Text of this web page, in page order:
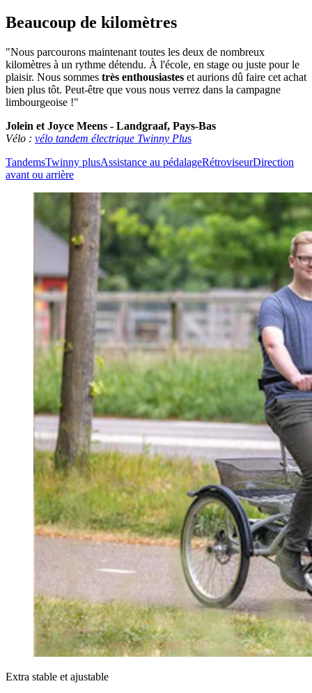
Beaucoup de kilomètres
"Nous parcourons maintenant toutes les deux de nombreux
kilomètres à un rythme détendu. À l'école, en stage ou juste pour le
plaisir. Nous sommes très enthousiastes et aurions dû faire cet achat
bien plus tôt. Peut-être que vous nous verrez dans la campagne
limbourgeoise !"
Jolein et Joyce Meens - Landgraaf, Pays-Bas
Vélo : vélo tandem électrique Twinny Plus
TandemsTwinny plusAssistance au pédalageRétroviseurDirection
avant ou arrière
Extra stable et ajustable